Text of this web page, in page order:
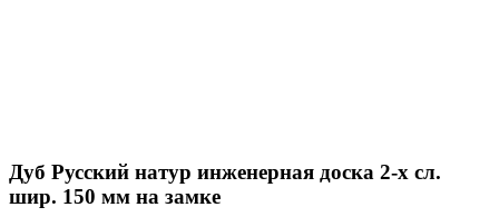
Дуб Русский натур инженерная доска 2-х сл.
шир. 150 мм на замке